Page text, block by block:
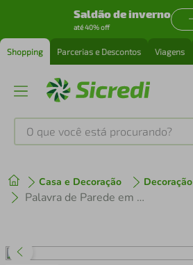
Saldão de inverno
até 40% off
Shopping Parcerias e Descontos Viagens
O que você está procurando?
Casa e Decoração Decoração
Palavra de Parede em Relevo Esperança 120x22 Preto
1º tenis